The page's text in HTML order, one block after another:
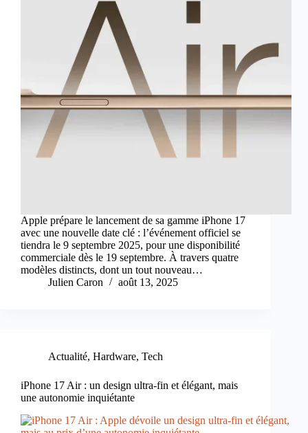
Apple prépare le lancement de sa gamme iPhone 17
avec une nouvelle date clé : l’événement officiel se
tiendra le 9 septembre 2025, pour une disponibilité
commerciale dès le 19 septembre. À travers quatre
modèles distincts, dont un tout nouveau…
Julien Caron
août 13, 2025
Actualité, Hardware, Tech
iPhone 17 Air : un design ultra-fin et élégant, mais
une autonomie inquiétante